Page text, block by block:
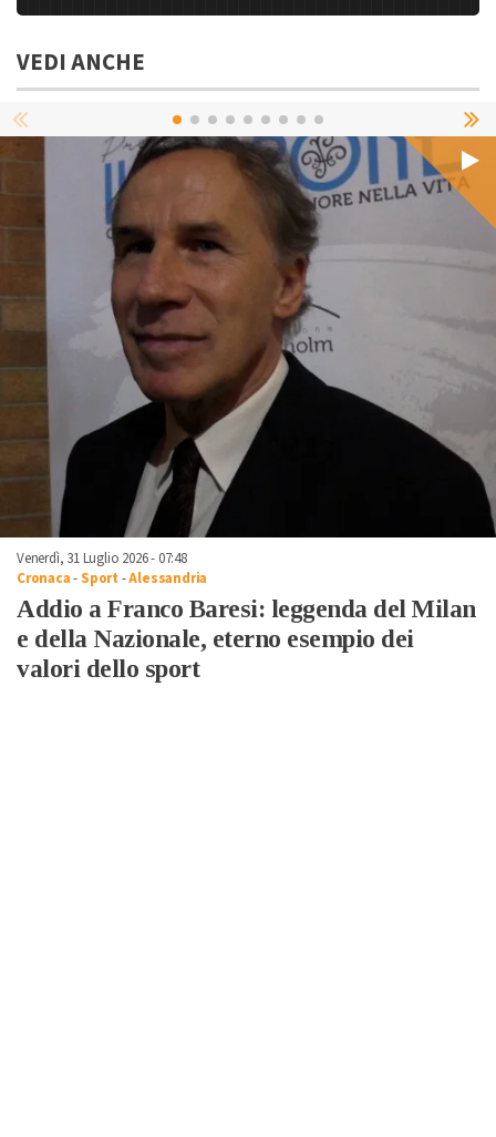
VEDI ANCHE
Venerdì, 31 Luglio 2026 - 07:48
Cronaca-Sport -Alessandria
Addio a Franco Baresi: leggenda del Milan
e della Nazionale, eterno esempio dei
valori dello sport